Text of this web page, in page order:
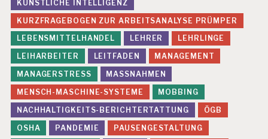
E
A
N
S
P
R
U
C
H
U
N
G
KÜNSTLICHE INTELLIGENZ
KURZFRAGEBOGEN ZUR ARBEITSANALYSE PRÜMPER
LEBENSMITTELHANDEL
LEHRER
LEHRLINGE
LEIHARBEITER
LEITFADEN
MANAGEMENT
MANAGERSTRESS
MASSNAHMEN
MENSCH-MASCHINE-SYSTEME
MOBBING
NACHHALTIGKEITS-BERICHTERTATTUNG
ÖGB
OSHA
PANDEMIE
PAUSENGESTALTUNG